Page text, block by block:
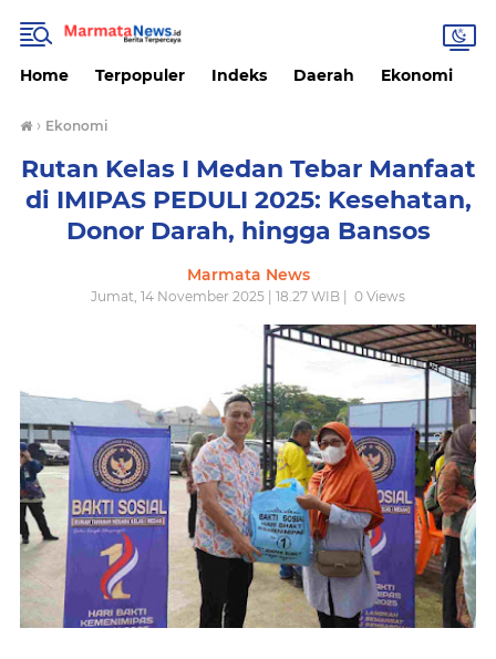
Home Terpopuler Indeks Daerah Ekonomi
› Ekonomi
Rutan Kelas I Medan Tebar Manfaat
di IMIPAS PEDULI 2025: Kesehatan,
Donor Darah, hingga Bansos
Marmata News
Jumat, 14 November 2025 | 18.27 WIB | 0 Views